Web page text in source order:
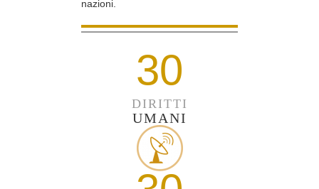
nazioni.
30
DIRITTI
UMANI